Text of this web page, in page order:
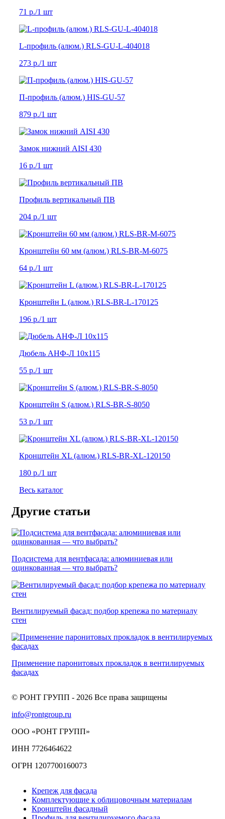
71 р./1 шт
L-профиль (алюм.) RLS-GU-L-404018
273 р./1 шт
П-профиль (алюм.) HIS-GU-57
879 р./1 шт
Замок нижний AISI 430
16 р./1 шт
Профиль вертикальный ПВ
204 р./1 шт
Кронштейн 60 мм (алюм.) RLS-BR-M-6075
64 р./1 шт
Кронштейн L (алюм.) RLS-BR-L-170125
196 р./1 шт
Дюбель АНФ-Л 10х115
55 р./1 шт
Кронштейн S (алюм.) RLS-BR-S-8050
53 р./1 шт
Кронштейн XL (алюм.) RLS-BR-XL-120150
180 р./1 шт
Весь каталог
Другие статьи
Подсистема для вентфасада: алюминиевая или
оцинкованная — что выбрать?
Вентилируемый фасад: подбор крепежа по материалу
стен
Применение паронитовых прокладок в вентилируемых
фасадах
© РОНТ ГРУПП - 2026 Все права защищены
info@rontgroup.ru
ООО «РОНТ ГРУПП»
ИНН 7726464622
ОГРН 1207700160073
Крепеж для фасада
Комплектующие к облицовочным материалам
Кронштейн фасадный